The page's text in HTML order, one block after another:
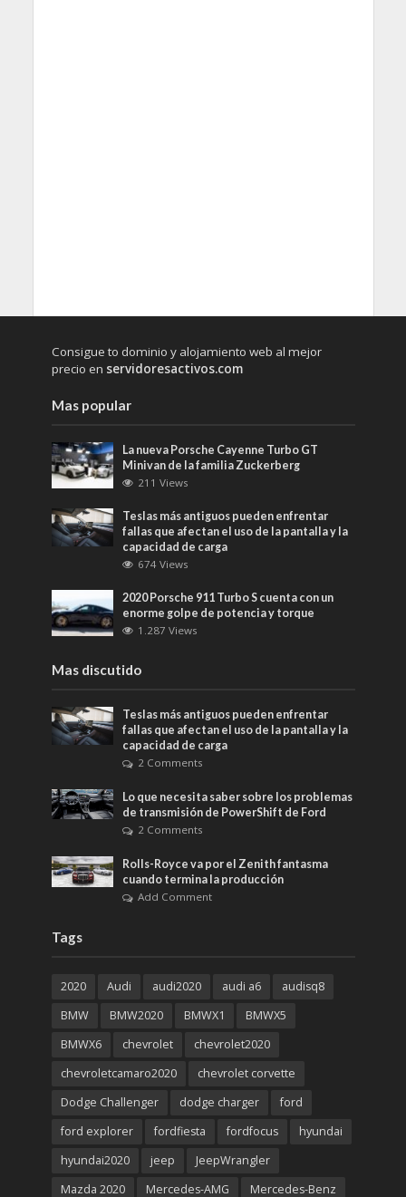
Consigue to dominio y alojamiento web al mejor
precio en servidoresactivos.com
Mas popular
La nueva Porsche Cayenne Turbo GT
Minivan de la familia Zuckerberg
211 Views
Teslas más antiguos pueden enfrentar
fallas que afectan el uso de la pantalla y la
capacidad de carga
674 Views
2020 Porsche 911 Turbo S cuenta con un
enorme golpe de potencia y torque
1.287 Views
Mas discutido
Teslas más antiguos pueden enfrentar
fallas que afectan el uso de la pantalla y la
capacidad de carga
2 Comments
Lo que necesita saber sobre los problemas
de transmisión de PowerShift de Ford
2 Comments
Rolls-Royce va por el Zenith fantasma
cuando termina la producción
Add Comment
Tags
2020 Audi audi2020 audi a6
audisq8
BMW
BMW2020 BMWX1
BMWX5
BMWX6
chevrolet
chevrolet2020
chevroletcamaro2020
chevrolet corvette
Dodge Challenger
dodge charger
ford
ford explorer
fordfiesta fordfocus
hyundai
hyundai2020
jeep
JeepWrangler
Mazda 2020
Mercedes-AMG Mercedes-Benz